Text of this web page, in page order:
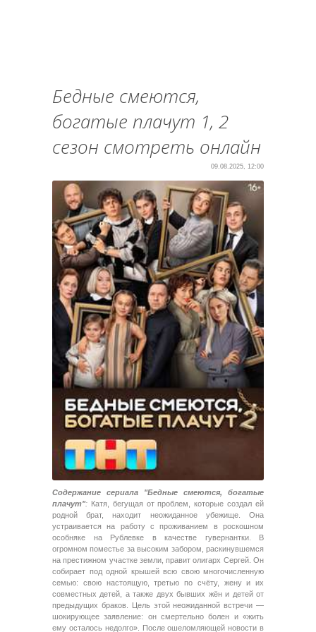
Бедные смеются,
богатые плачут 1, 2
сезон смотреть онлайн
09.08.2025, 12:00
Содержание сериала "Бедные смеются, богатые
плачут": Катя, бегущая от проблем, которые создал ей
родной брат, находит неожиданное убежище. Она
устраивается на работу с проживанием в роскошном
особняке на Рублевке в качестве гувернантки. В
огромном поместье за высоким забором, раскинувшемся
на престижном участке земли, правит олигарх Сергей. Он
собирает под одной крышей всю свою многочисленную
семью: свою настоящую, третью по счёту, жену и их
совместных детей, а также двух бывших жён и детей от
предыдущих браков. Цель этой неожиданной встречи —
шокирующее заявление: он смертельно болен и «жить
ему осталось недолго». После ошеломляющей новости в